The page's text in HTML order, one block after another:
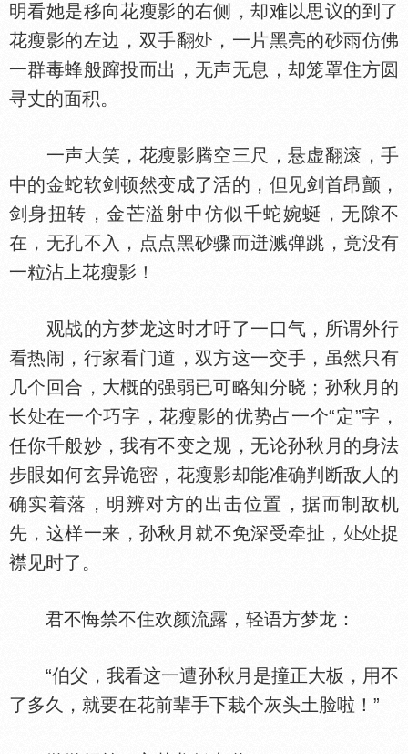
明看她是移向花瘦影的右侧，却难以思议的到了
花瘦影的左边，双手翻
，一片黑亮的砂雨仿佛
一群毒蜂般蹿投而出，无声无息，却笼罩住方圆
寻丈的面积。
一声大笑，花瘦影腾空三尺，悬虚翻滚，手
中的金蛇软剑顿然变成了活的，但见剑首昂颤，
剑身扭转，金芒溢射中仿似千蛇婉蜒，无隙不
在，无孔不入，点点黑砂骤而迸溅弹跳，竟没有
一粒沾上花瘦影！
观战的方梦龙这时才吁了一口气，所谓外行
看热闹，行家看门道，双方这一交手，虽然只有
几个回合，大概的强弱已可略知分晓；孙秋月的
长
在一个巧字，花瘦影的优势占一个“定”字，
任你千般妙，我有不变之规，无论孙秋月的身法
步眼如何玄异诡密，花瘦影却能准确判断敌人的
确实着落，明辨对方的出击位置，据而制敌机
先，这样一来，孙秋月就不免深受牵扯，
捉
襟见时了。
君不悔禁不住欢颜流露，轻语方梦龙：
“伯父，我看这一遭孙秋月是撞正大板，用不
了多久，就要在花前辈手下栽个灰头土脸啦！”